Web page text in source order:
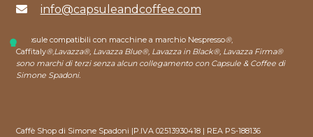
info@capsuleandcoffee.com
*capsule compatibili con macchine a marchio Nespresso®,
Caffitaly®,Lavazza®, Lavazza Blue®, Lavazza in Black®, Lavazza Firma®
sono marchi di terzi senza alcun collegamento con Capsule & Coffee di
Simone Spadoni.
Caffè Shop di Simone Spadoni |P.IVA 02513930418 | REA PS-188136